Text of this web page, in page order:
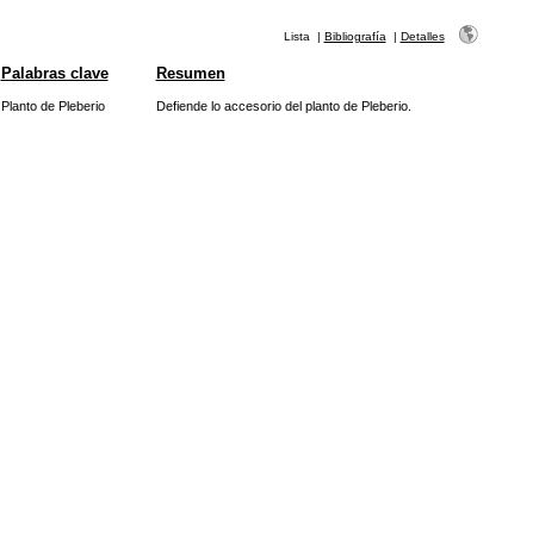
Lista | Bibliografía | Detalles
Palabras clave Resumen
Planto de Pleberio Defiende lo accesorio del planto de Pleberio.